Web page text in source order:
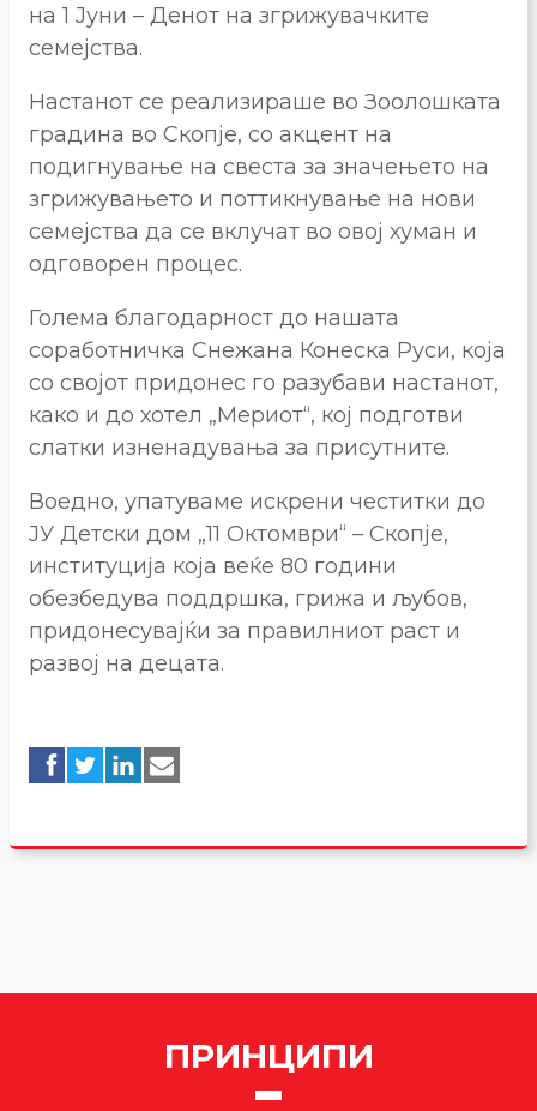
на 1 Јуни – Денот на згрижувачките
семејства.
Настанот се реализираше во Зоолошката
градина во Скопје, со акцент на
подигнување на свеста за значењето на
згрижувањето и поттикнување на нови
семејства да се вклучат во овој хуман и
одговорен процес.
Голема благодарност до нашата
соработничка Снежана Конеска Руси, која
со својот придонес го разубави настанот,
како и до хотел „Мериот“, кој подготви
слатки изненадувања за присутните.
Воедно, упатуваме искрени честитки до
ЈУ Детски дом „11 Октомври“ – Скопје,
институција која веќе 80 години
обезбедува поддршка, грижа и љубов,
придонесувајќи за правилниот раст и
развој на децата.
ПРИНЦИПИ